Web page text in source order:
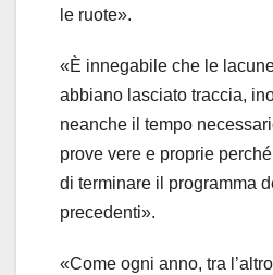
le ruote».
«È innegabile che le
abbiano lasciato traccia,
neanche il tempo
prove vere e proprie
di terminare il programma
precedenti».
«Come ogni anno, tra